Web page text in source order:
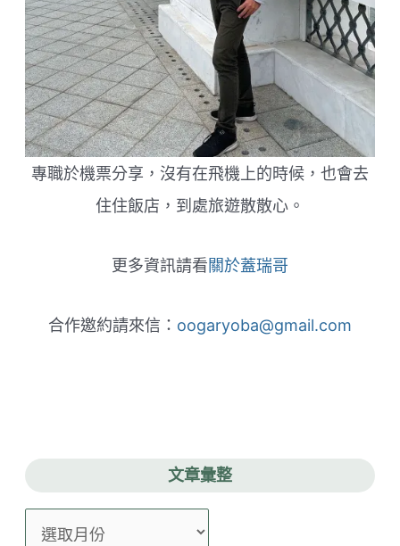
專職於機票分享，沒有在飛機上的時候，也會去
住住飯店，到處旅遊散散心。
更多資訊請看關於蓋瑞哥
合作邀約請來信： oogaryoba@gmail.com
文章彙整